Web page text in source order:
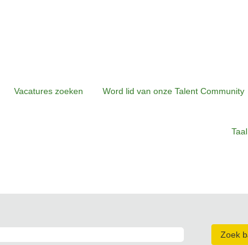
Vacatures zoeken Word lid van onze Talent Community
Taal